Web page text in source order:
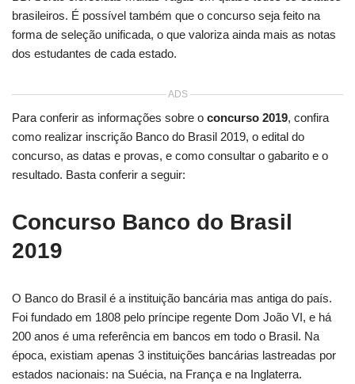
brasileiros. É possível também que o concurso seja feito na
forma de seleção unificada, o que valoriza ainda mais as notas
dos estudantes de cada estado.
ADS
Para conferir as informações sobre o concurso 2019, confira
como realizar inscrição Banco do Brasil 2019, o edital do
concurso, as datas e provas, e como consultar o gabarito e o
resultado. Basta conferir a seguir:
Concurso Banco do Brasil
2019
O Banco do Brasil é a instituição bancária mas antiga do país.
Foi fundado em 1808 pelo príncipe regente Dom João VI, e há
200 anos é uma referência em bancos em todo o Brasil. Na
época, existiam apenas 3 instituições bancárias lastreadas por
estados nacionais: na Suécia, na França e na Inglaterra.